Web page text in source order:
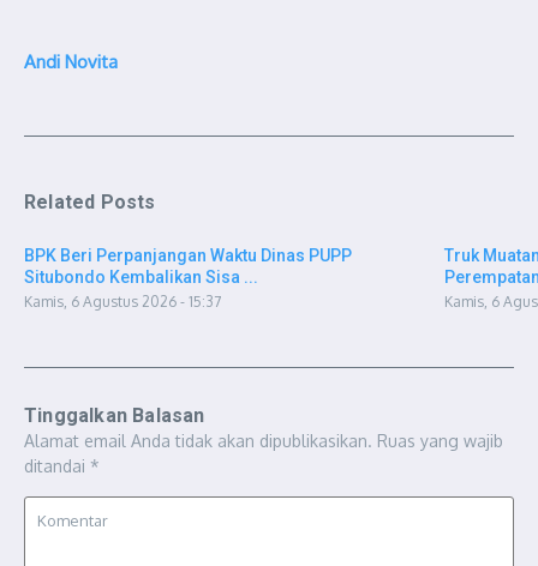
Andi Novita
Related Posts
BPK Beri Perpanjangan Waktu Dinas PUPP
Situbondo Kembalikan Sisa ...
Kamis, 6 Agustus 2026 - 15:37
Truk
Kamis, 6
Tinggalkan Balasan
Alamat email Anda tidak akan dipublikasikan. Ruas yang wajib
ditandai *